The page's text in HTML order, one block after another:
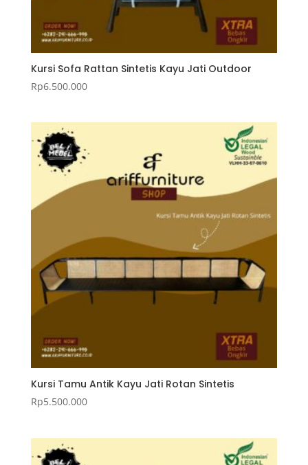
Kursi Sofa Rattan Sintetis Kayu Jati Outdoor
Rp6.500.000
Kursi Tamu Antik Kayu Jati Rotan Sintetis
Rp5.500.000